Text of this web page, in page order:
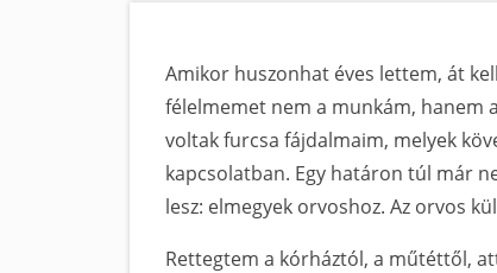
Amikor huszonhat éves lettem, át
félelmemet nem a munkám, hanem
voltak furcsa fájdalmaim, melyek
kapcsolatban. Egy határon túl már
lesz: elmegyek orvoshoz. Az orvos
Rettegtem a kórháztól, a műtéttől,